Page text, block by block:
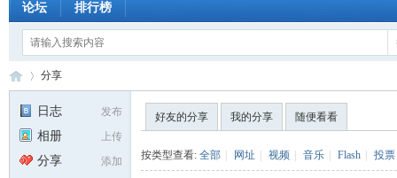
论坛 排行榜
分享
发布
日志
上传
相册
添加
分享
好友的分享 我的分享 随便看看
按类型查看: 全部 网址 视频 音乐 Flash 投票